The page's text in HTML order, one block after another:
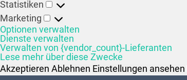
Statistiken
Marketing
Optionen verwalten
Dienste verwalten
Verwalten von {vendor_count}-Lieferanten
Lese mehr über diese Zwecke
Akzeptieren Ablehnen Einstellungen ansehen